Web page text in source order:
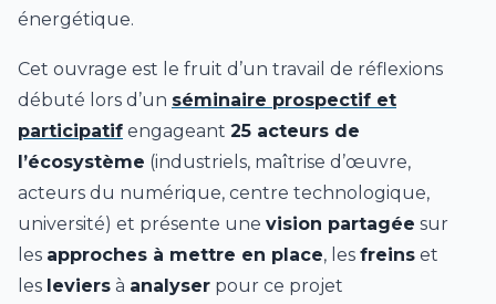
énergétique.
Cet ouvrage est le fruit d’un travail de réflexions
débuté lors d’un séminaire prospectif et
participatif engageant 25 acteurs de
l’écosystème (industriels, maîtrise d’œuvre,
acteurs du numérique, centre technologique,
université) et présente une vision partagée sur
les approches à mettre en place, les freins et
les leviers à analyser pour ce projet